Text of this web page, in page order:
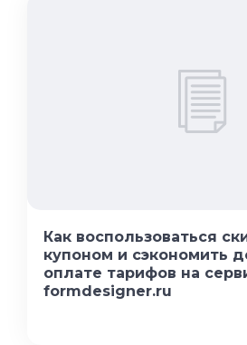
Как воспользоваться
купоном и сэкономить
оплате тарифов на
formdesigner.ru